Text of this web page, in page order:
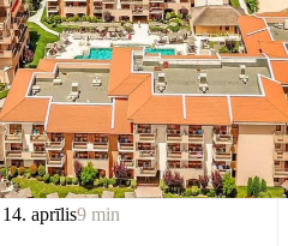
aprīlis9 min